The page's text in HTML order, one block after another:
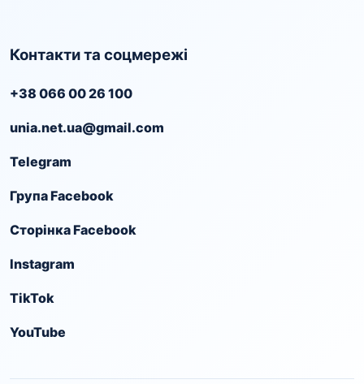
Контакти та соцмережі
+38 066 00 26 100
unia.net.ua@gmail.com
Telegram
Група Facebook
Сторінка Facebook
Instagram
TikTok
YouTube